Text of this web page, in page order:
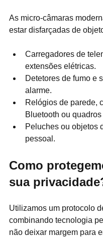
As micro-câmaras
estar disfarçadas de
Carregadores de
extensões elétricas.
Detetores de fumo e
alarme.
Relógios de parede,
Bluetooth ou
Peluches ou objetos
pessoal.
Como
sua
Utilizamos um protocolo
combinando tecnologia
não deixar margem para